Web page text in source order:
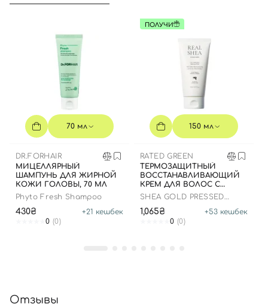
70 мл
DR.FORHAIR
МИЦЕЛЛЯРНЫЙ
ШАМПУНЬ ДЛЯ ЖИРНОЙ
КОЖИ ГОЛОВЫ, 70 МЛ
Phyto Fresh Shampoo
430₴ +21 кешбек
0 (0)
ПОЛУЧИ
150 мл
RATED GREEN
ТЕРМОЗАЩИТНЫЙ
ВОССТАНАВЛИВАЮЩИЙ
КРЕМ ДЛЯ ВОЛОС С
МАСЛОМ ШИ, 150 МЛ
SHEA GOLD PRESSED
TREATMENT
1,065₴ +53 кешбек
0 (0)
Отзывы